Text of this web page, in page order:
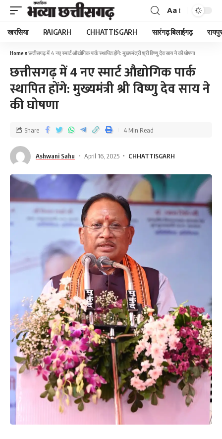
Aa
खरसिया RAIGARH CHHATTISGARH सारंगढ़ बिलाईगढ़
Home »छत्तीसगढ़ में 4 नए स्मार्ट औद्योगिक पार्क स्थापित होंगे: मुख्यमंत्री श्री विष्णु देव साय ने की घोषणा
छत्तीसगढ़ में 4 नए स्मार्ट औद्योगिक पार्क
स्थापित होंगे: मुख्यमंत्री श्री विष्णु देव साय ने
की घोषणा
Ashwani Sahu April 16, 2025 CHHATTISGARH
Share 4 Min Read